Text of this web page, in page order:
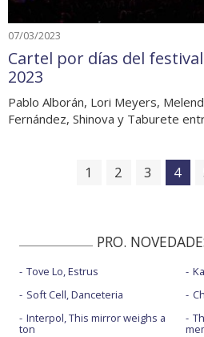
07/03/2023
Cartel por días del
2023
Pablo Alborán, Lori Meyers,
Fernández, Shinova y Taburete
1 2 3 4
PRO.
Tove Lo, Estrus
Soft Cell, Danceteria
Interpol, This mirror weighs a
ton